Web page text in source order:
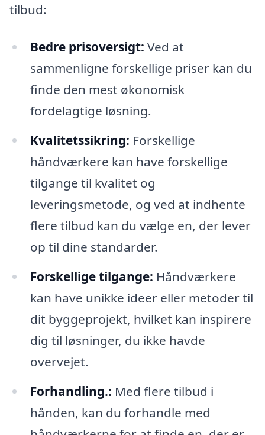
tilbud:
Bedre prisoversigt: Ved at
sammenligne forskellige priser kan du
finde den mest økonomisk
fordelagtige løsning.
Kvalitetssikring: Forskellige
håndværkere kan have forskellige
tilgange til kvalitet og
leveringsmetode, og ved at indhente
flere tilbud kan du vælge en, der lever
op til dine standarder.
Forskellige tilgange: Håndværkere
kan have unikke ideer eller metoder til
dit byggeprojekt, hvilket kan inspirere
dig til løsninger, du ikke havde
overvejet.
Forhandling.: Med flere tilbud i
hånden, kan du forhandle med